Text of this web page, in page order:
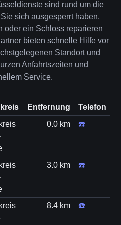
sind rund um die
sich ausgesperrt haben,
oder ein Schloss reparieren
bieten schnelle Hilfe vor
Standort und
Anfahrtszeiten und
Service.
Entfernung
Telefon
0.0 km ☎️
3.0 km ☎️
8.4 km ☎️